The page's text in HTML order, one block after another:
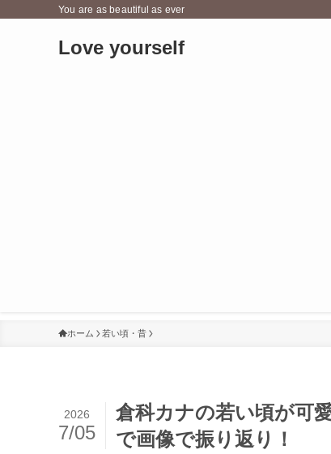
You are as beautiful as ever
Love yourself
ホーム 若い頃・昔
倉科カナの若い頃が可
で画像で振り返り！
2026
7/05